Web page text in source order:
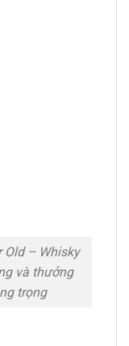
Old – Whisky
và thưởng
trọng